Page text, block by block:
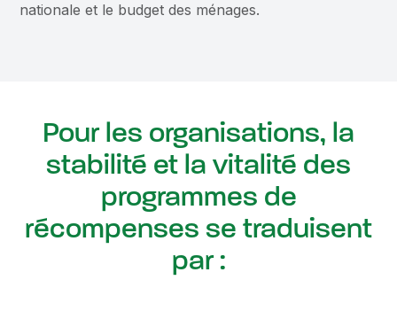
nationale et le budget des ménages.
Pour les organisations, la
stabilité et la vitalité des
programmes de
récompenses se traduisent
par :